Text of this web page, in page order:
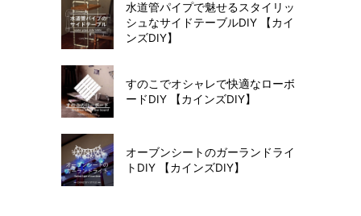
水道管パイプで魅せるスタイリッ
シュなサイドテーブルDIY 【カイ
ンズDIY】
すのこでオシャレで快適なローボ
ードDIY 【カインズDIY】
オーブンシートのガーランドライ
トDIY 【カインズDIY】